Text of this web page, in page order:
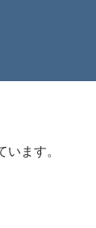
います。